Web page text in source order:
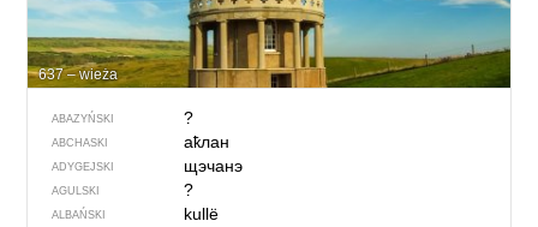
637 – wieża
ABAZYŃSKI ?
ABCHASKI аҟлан
ADYGEJSKI щэчанэ
AGULSKI ?
ALBAŃSKI kullë